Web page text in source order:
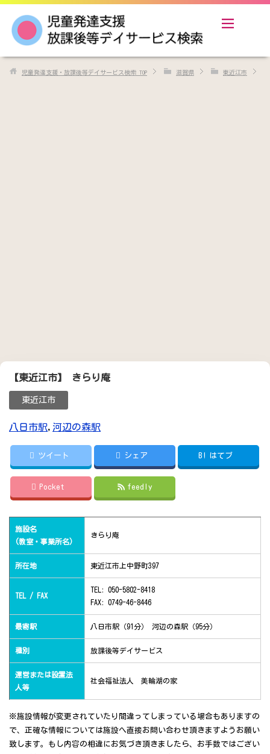
児童発達支援・放課後等デイサービス検索 TOP 滋賀県 東近江市
【東近江市】 きらり庵
東近江市
八日市駅, 河辺の森駅
ツイート シェア B! はてブ
Pocket feedly
施設名
(教室・事業所名)
きらり庵
所在地 東近江市上中野町397
TEL / FAX
TEL: 050-5802-8418
FAX: 0749-46-8446
最寄駅 八日市駅（91分） 河辺の森駅（95分）
種別 放課後等デイサービス
運営または設置法
人等
社会福祉法人 美輪湖の家
※施設情報が変更されていたり間違ってしまっている場合もありますの
で、正確な情報については施設へ直接お問い合わせ頂きますようお願い
致します。もし内容の相違にお気づき頂きましたら、お手数ではござい